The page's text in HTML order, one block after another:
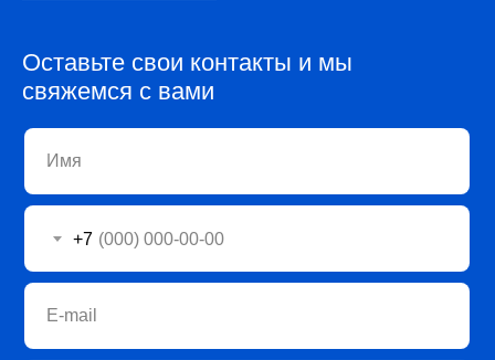
Оставьте свои контакты и мы
свяжемся с вами
Имя
+7
E-mail